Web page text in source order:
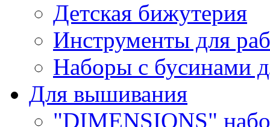
Детская бижутерия
Инструменты для
Наборы с бусинами
Для вышивания
"DIMENSIONS"